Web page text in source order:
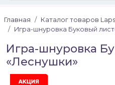
Главная Каталог товаров
Игра-шнуровка Буковый
Игра-шнуровка
«Леснушки»